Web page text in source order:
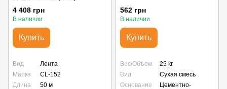
4 408 грн
В наличии
Купить
Вид
Лента
Марка
CL-152
Длина
50 м
562 грн
В наличии
Купить
Вес/Объем
25 кг
Вид
Сухая смесь
Основание
Цементно-